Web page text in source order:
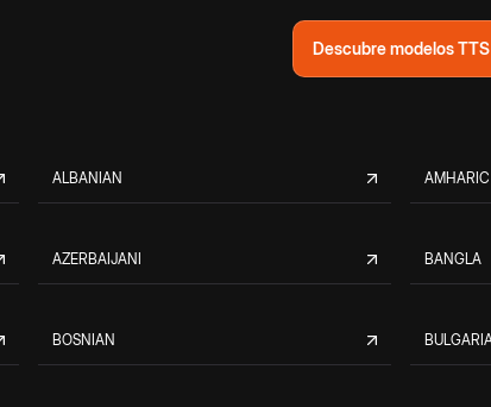
Descubre modelos TTS
ALBANIAN AMHARIC
AZERBAIJANI BANGLA
BOSNIAN